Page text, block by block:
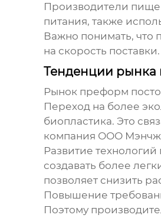
Производители
питания, также
Важно понимать, что
на скорость
Тенденции рынка
Рынок преформ
Переход на более
биопластика. Это
компания ООО
Развитие технологий
создавать более
позволяет снизить
Повышение
Поэтому